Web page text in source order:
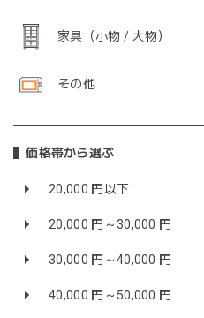
家具（小物 / 大物）
その他
価格帯から選ぶ
20,000 円以下
20,000 円～30,000 円
30,000 円～40,000 円
40,000 円～50,000 円